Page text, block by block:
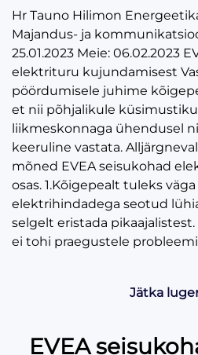
Hr Tauno Hilimon
Majandus- ja
25.01.2023 Meie: 06.02.2023
elektrituru kujundamisest
pöördumisele juhime
et nii põhjalikule
liikmeskonnaga ühendusel
keeruline vastata.
mõned EVEA seisukohad
osas. 1.Kõigepealt tuleks
elektrihindadega seotud
selgelt eristada
ei tohi praegustele
Jätka
EVEA